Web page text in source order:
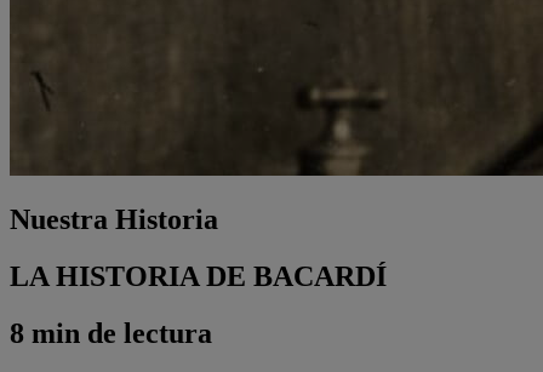
Nuestra Historia
LA HISTORIA DE BACARDÍ
8 min de lectura